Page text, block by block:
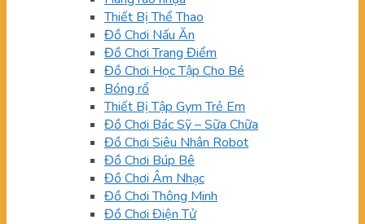
Thiết Bị Thể Thao
Đồ Chơi Nấu Ăn
Đồ Chơi Trang Điểm
Đồ Chơi Học Tập Cho Bé
Bóng rổ
Thiết Bị Tập Gym Trẻ Em
Đồ Chơi Bác Sỹ – Sữa Chữa
Đồ Chơi Siêu Nhân Robot
Đồ Chơi Búp Bê
Đồ Chơi Âm Nhạc
Đồ Chơi Thông Minh
Đồ Chơi Điện Tử